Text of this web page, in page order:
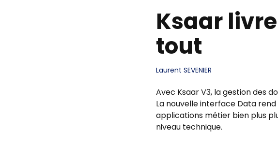
Ksaar
tout
Laurent SEVENIER
Avec Ksaar V3, la gestion des
La nouvelle interface Data
applications métier bien plus
niveau technique.